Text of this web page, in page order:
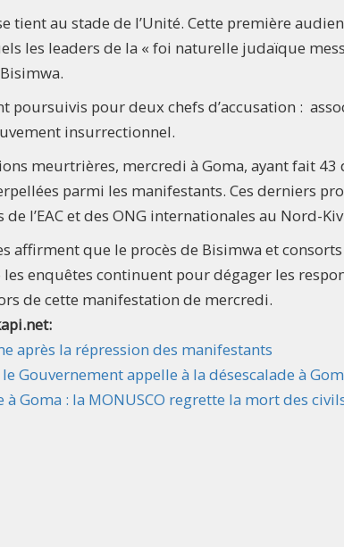
tient au stade de l’Unité. Cette première
les leaders de la « foi naturelle judaïque
poursuivis pour deux chefs d’accusation :
insurrectionnel.
meurtrières, mercredi à Goma, ayant fait
parmi les manifestants. Ces derniers
de l’EAC et des ONG internationales au Nord-
affirment que le procès de Bisimwa et
enquêtes continuent pour dégager les
de cette manifestation de mercredi.
après la répression des manifestants
le Gouvernement appelle à la désescalade à
Goma : la MONUSCO regrette la mort des